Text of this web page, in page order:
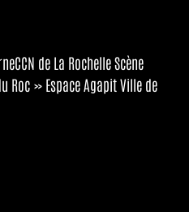
de La Rochelle Scène
Roc » Espace Agapit Ville de